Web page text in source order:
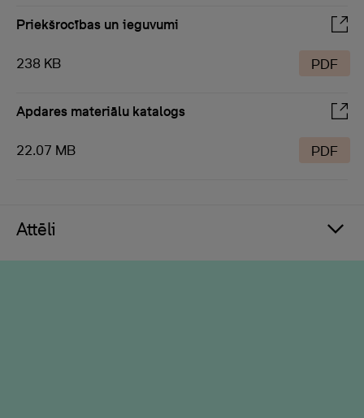
Priekšrocības un ieguvumi
238 KB PDF
Apdares materiālu katalogs
22.07 MB PDF
Attēli